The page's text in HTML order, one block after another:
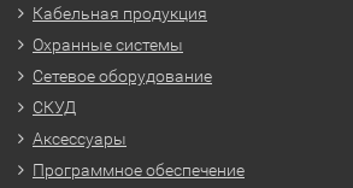
Кабельная продукция
Охранные системы
Сетевое оборудование
СКУД
Аксессуары
Программное обеспечение